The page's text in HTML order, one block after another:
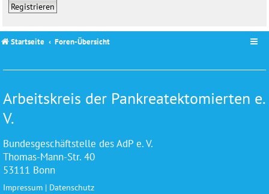
Registrieren
Startseite Foren-Übersicht
Arbeitskreis der Pankreatektomierten e.
V.
Bundesgeschäftstelle des AdP e. V.
Thomas-Mann-Str. 40
53111 Bonn
Impressum | Datenschutz